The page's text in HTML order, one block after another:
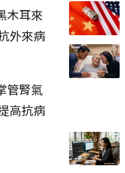
木耳來
外來病
管腎氣
高抗病